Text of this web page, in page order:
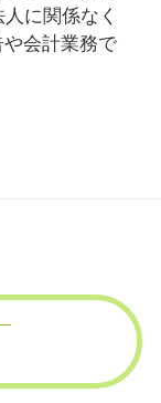
に関係なく
会計業務で